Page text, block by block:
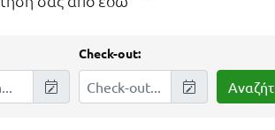
Check-out: